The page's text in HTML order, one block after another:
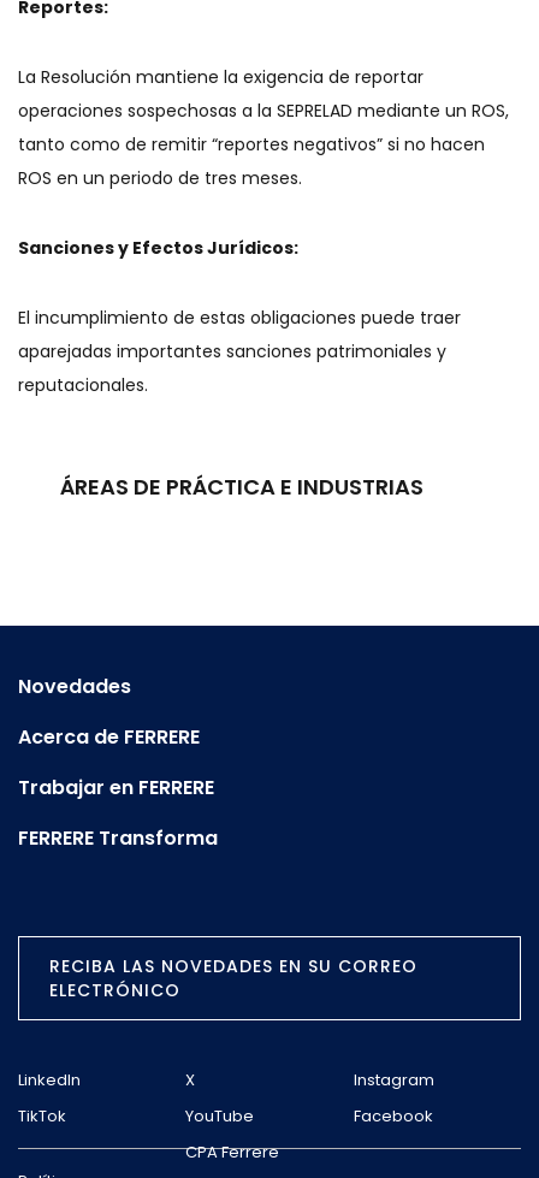
Reportes:
La Resolución mantiene la exigencia de reportar
operaciones sospechosas a la SEPRELAD mediante un ROS,
tanto como de remitir “reportes negativos” si no hacen
ROS en un periodo de tres meses.
Sanciones y Efectos Jurídicos:
El incumplimiento de estas obligaciones puede traer
aparejadas importantes sanciones patrimoniales y
reputacionales.
ÁREAS DE PRÁCTICA E INDUSTRIAS
Novedades
Acerca de FERRERE
Trabajar en FERRERE
FERRERE Transforma
RECIBA LAS NOVEDADES EN SU CORREO
ELECTRÓNICO
LinkedIn X
Instagram
TikTok
YouTube Facebook
CPA Ferrere